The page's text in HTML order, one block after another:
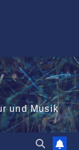
und Musik